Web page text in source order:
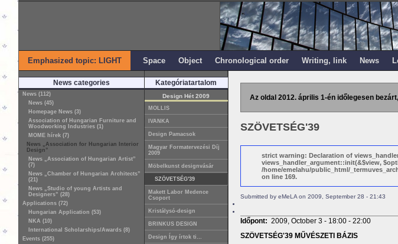
Emphasized topic: LIGHT Space Object Chronological order Writing, link News
News categories
News (112)
News (45)
Homepage News (3)
Association of Hungarian Furniture and
Woodworking Industries (1)
MOME hírek (7)
News „Association for Hungarian Interior
Design”
News „Association of Hungarian Artist”
(7)
News „Chamber of Hungarian Architects”
(21)
News „Studio of young Artists and
Designers” (28)
Applications (72)
Hungarian Application (53)
NKA (10)
International Scholarships/Awards (8)
Events (255)
Kategóriatartalom
Design Hét 2009
MOLLIS
IVANKA
Design Pamacsok
Magyar Formatervezési Díj
2009
Möbelkunst designvásár
SZÖVETSÉG'39
Makett Labor Medence
Csoport
Kristálysó-design
BRINKUS DESIGN
Design Így írtok ti…
Az oldal 2012. április 1-én időlegesen
SZÖVETSÉG'39
strict warning: Declaration of
views_handler_argument::init(&$view,
/home/emelahu/public_html/
on line 169.
Submitted by eMeLA on 2009, September 28 - 21:43
Időpont: 2009, October 3 - 18:00- 22:00
SZÖVETSÉG'39 MŰVÉSZETI BÁZIS